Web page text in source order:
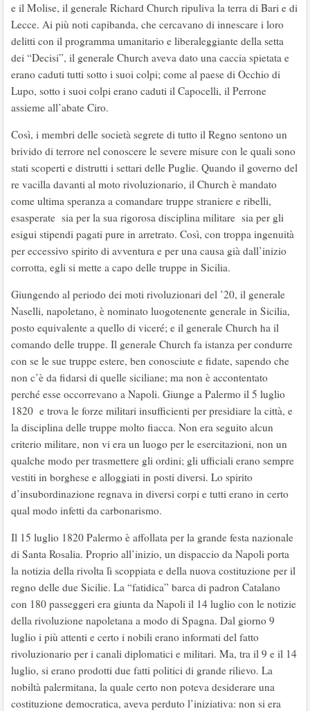
e il Molise, il generale Richard Church ripuliva la terra di Bari e di
Lecce. Ai più noti capibanda, che cercavano di innescare i loro
delitti con il programma umanitario e liberaleggiante della setta
dei “Decisi”, il generale Church aveva dato una caccia spietata e
erano caduti tutti sotto i suoi colpi; come al paese di Occhio di
Lupo, sotto i suoi colpi erano caduti il Capocelli, il Perrone
assieme all’abate Ciro.
Così, i membri delle società segrete di tutto il Regno sentono un
brivido di terrore nel conoscere le severe misure con le quali sono
stati scoperti e distrutti i settari delle Puglie. Quando il governo del
re vacilla davanti al moto rivoluzionario, il Church è mandato
come ultima speranza a comandare truppe straniere e ribelli,
esasperate sia per la sua rigorosa disciplina militare sia per gli
esigui stipendi pagati pure in arretrato. Così, con troppa ingenuità
per eccessivo spirito di avventura e per una causa già dall’inizio
corrotta, egli si mette a capo delle truppe in Sicilia.
Giungendo al periodo dei moti rivoluzionari del ’20, il generale
Naselli, napoletano, è nominato luogotenente generale in Sicilia,
posto equivalente a quello di viceré; e il generale Church ha il
comando delle truppe. Il generale Church fa istanza per condurre
con se le sue truppe estere, ben conosciute e fidate, sapendo che
non c’è da fidarsi di quelle siciliane; ma non è accontentato
perché esse occorrevano a Napoli. Giunge a Palermo il 5 luglio
1820 e trova le forze militari insufficienti per presidiare la città, e
la disciplina delle truppe molto fiacca. Non era seguito alcun
criterio militare, non vi era un luogo per le esercitazioni, non un
qualche modo per trasmettere gli ordini; gli ufficiali erano sempre
vestiti in borghese e alloggiati in posti diversi. Lo spirito
d’insubordinazione regnava in diversi corpi e tutti erano in certo
qual modo infetti da carbonarismo.
Il 15 luglio 1820 Palermo è affollata per la grande festa nazionale
di Santa Rosalia. Proprio all’inizio, un dispaccio da Napoli porta
la notizia della rivolta lì scoppiata e della nuova costituzione per il
regno delle due Sicilie. La “fatidica” barca di padron Catalano
con 180 passeggeri era giunta da Napoli il 14 luglio con le notizie
della rivoluzione napoletana a modo di Spagna. Dal giorno 9
luglio i più attenti e certo i nobili erano informati del fatto
rivoluzionario per i canali diplomatici e militari. Ma, tra il 9 e il 14
luglio, si erano prodotti due fatti politici di grande rilievo. La
nobiltà palermitana, la quale certo non poteva desiderare una
costituzione democratica, aveva perduto l’iniziativa: non si era